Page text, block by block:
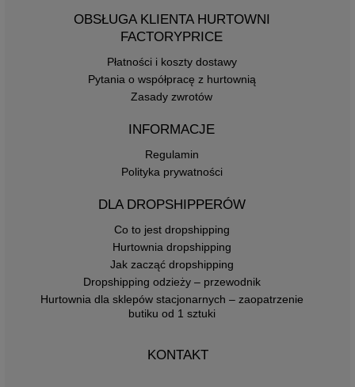
OBSŁUGA KLIENTA HURTOWNI
FACTORYPRICE
Płatności i koszty dostawy
Pytania o współpracę z hurtownią
Zasady zwrotów
INFORMACJE
Regulamin
Polityka prywatności
DLA DROPSHIPPERÓW
Co to jest dropshipping
Hurtownia dropshipping
Jak zacząć dropshipping
Dropshipping odzieży – przewodnik
Hurtownia dla sklepów stacjonarnych – zaopatrzenie
butiku od 1 sztuki
KONTAKT